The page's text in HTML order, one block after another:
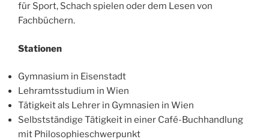
für Sport, Schach spielen oder dem Lesen von
Fachbüchern.
Stationen
Gymnasium in Eisenstadt
Lehramtsstudium in Wien
Tätigkeit als Lehrer in Gymnasien in Wien
Selbstständige Tätigkeit in einer Café-Buchhandlung
mit Philosophieschwerpunkt